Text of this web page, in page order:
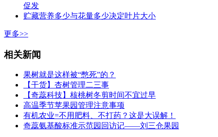
促发
贮藏营养多少与花量多少决定叶片大小
更多>>
相关新闻
果树就是这样被“憋死”的？
【干货】杏树管理二三事
【奇蕊科技】核桃树冬剪时间不宜过早
高温季节苹果园管理注意事项
有机农业=不用肥料、不打药？这是大误解！
奇蕊氨基酸标准示范园回访记——刘三仓果园